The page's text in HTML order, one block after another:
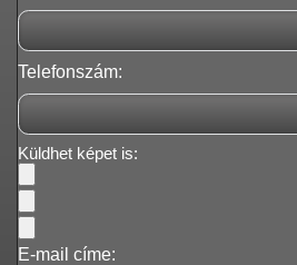
Telefonszám:
Küldhet képet is:
E-mail címe: